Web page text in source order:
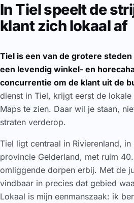
In Tiel speelt de
klant zich lokaal af
Tiel is een van de grotere
een levendig winkel- en
concurrentie om de klant uit de
dienst in Tiel, krijgt eerst de
Maps te zien. Daar wil je staan,
straten verderop.
Tiel ligt centraal in Rivierenland, in
provincie Gelderland, met ruim
omliggende dorpen erbij. Met de
vindbaar in precies dat gebied
Lokaal is mijn eenmanszaak: ik